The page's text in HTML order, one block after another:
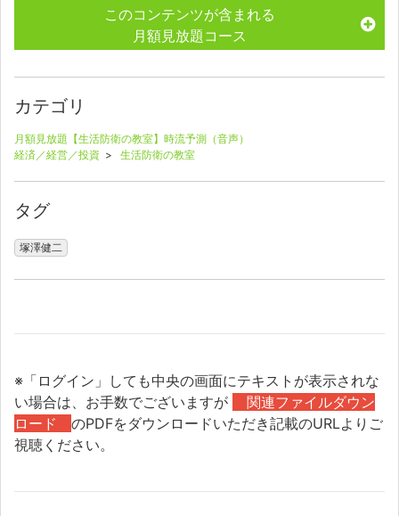
このコンテンツが含まれる
月額見放題コース
カテゴリ
月額見放題【生活防衛の教室】時流予測（音声）
経済／経営／投資 > 生活防衛の教室
タグ
塚澤健二
※「ログイン」しても中央の画面にテキストが表示されな
い場合は、お手数でございますが
関連ファイルダウン
ロード
のPDFをダウンロードいただき記載のURLよりご
視聴ください。